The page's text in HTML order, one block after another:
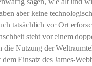
aber keine
tatsächlich vor Ort
steht vor einem
die Nutzung der
dem Einsatz des James-